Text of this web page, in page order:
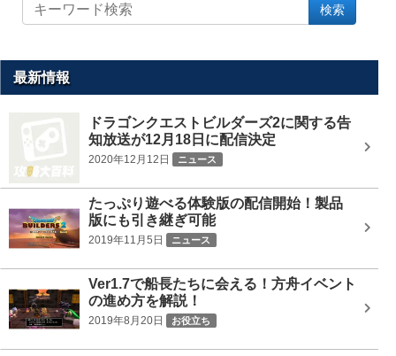
イ
を
検
索
検索
最新情報
ドラゴンクエストビルダーズ2に関する告
知放送が12月18日に配信決定
2020年12月12日 ニュース
たっぷり遊べる体験版の配信開始！製品
版にも引き継ぎ可能
2019年11月5日 ニュース
Ver1.7で船長たちに会える！方舟イベント
の進め方を解説！
2019年8月20日 お役立ち